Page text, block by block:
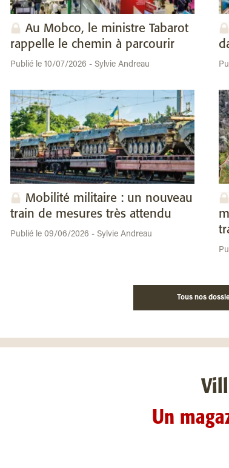
Au Mobco, le ministre Tabarot
rappelle le chemin à parcourir
Publié le 10/07/2026 - Sylvie Andreau
Mobilité militaire : un nouveau
train de mesures très attendu
Publié le 09/06/2026 - Sylvie Andreau
Tous nos
Un